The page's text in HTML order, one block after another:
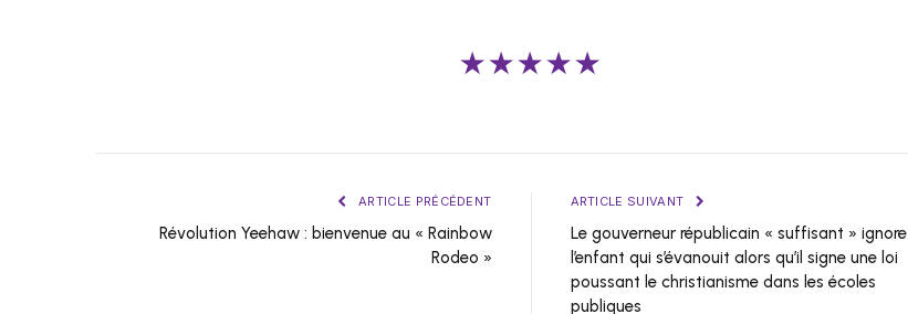
★★★★★
ARTICLE PRÉCÉDENT
Révolution Yeehaw : bienvenue au « Rainbow
Rodeo »
ARTICLE SUIVANT
Le gouverneur républicain « suffisant » ignore
l’enfant qui s’évanouit alors qu’il signe une loi
poussant le christianisme dans les écoles
publiques